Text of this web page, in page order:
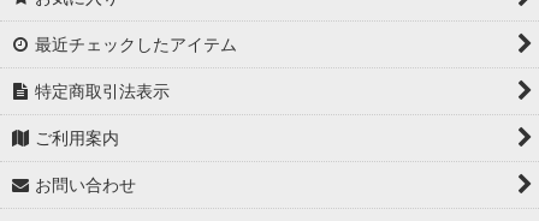
最近チェックしたアイテム
特定商取引法表示
ご利用案内
お問い合わせ